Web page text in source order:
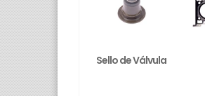
Sello de Válvula